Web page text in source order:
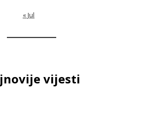
« Jul
vijesti